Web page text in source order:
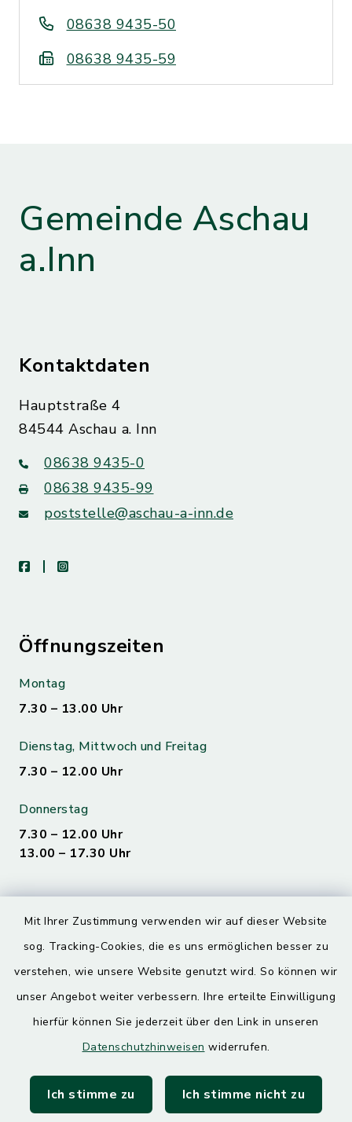
Mit Ihrer Zustimmung verwenden wir auf dieser Website
sog. Tracking-Cookies, die es uns ermöglichen besser zu
verstehen, wie unsere Website genutzt wird. So können wir
unser Angebot weiter verbessern. Ihre erteilte Einwilligung
hierfür können Sie jederzeit über den Link in unseren
Datenschutzhinweisen widerrufen.
Ich stimme zu Ich stimme nicht zu
08638 9435-50
08638 9435-59
Gemeinde Aschau
a.Inn
Kontaktdaten
Hauptstraße 4
84544 Aschau a. Inn
08638 9435-0
08638 9435-99
poststelle@aschau-a-inn.de
facebookinstagram
Öffnungszeiten
Montag
7.30 – 13.00 Uhr
Dienstag, Mittwoch und Freitag
7.30 – 12.00 Uhr
Donnerstag
7.30 – 12.00 Uhr
13.00 – 17.30 Uhr
Landratsamt Mühldorf
SoNNe e. V.
Kontakt